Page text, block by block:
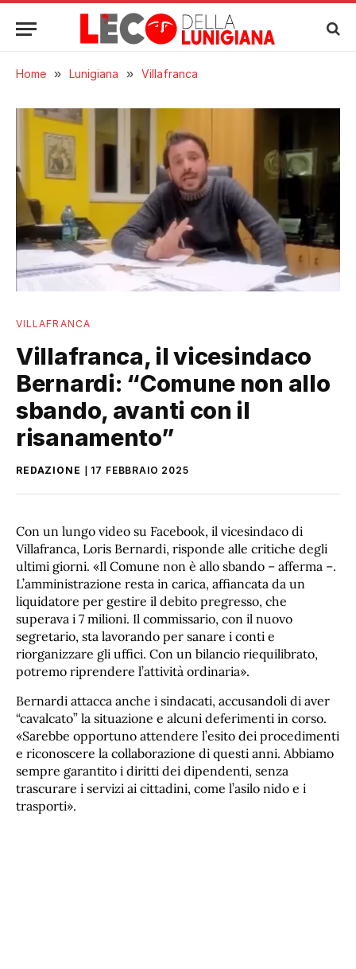
Home » Lunigiana » Villafranca
VILLAFRANCA
Villafranca, il vicesindaco
Bernardi: “Comune non allo
sbando, avanti con il
risanamento”
REDAZIONE 17 FEBBRAIO 2025
Con un lungo video su Facebook, il vicesindaco di
Villafranca, Loris Bernardi, risponde alle critiche degli
ultimi giorni. «Il Comune non è allo sbando – afferma –.
L’amministrazione resta in carica, affiancata da un
liquidatore per gestire il debito pregresso, che
superava i 7 milioni. Il commissario, con il nuovo
segretario, sta lavorando per sanare i conti e
riorganizzare gli uffici. Con un bilancio riequilibrato,
potremo riprendere l’attività ordinaria».
Bernardi attacca anche i sindacati, accusandoli di aver
“cavalcato” la situazione e alcuni deferimenti in corso.
«Sarebbe opportuno attendere l’esito dei procedimenti
e riconoscere la collaborazione di questi anni. Abbiamo
sempre garantito i diritti dei dipendenti, senza
trascurare i servizi ai cittadini, come l’asilo nido e i
trasporti».